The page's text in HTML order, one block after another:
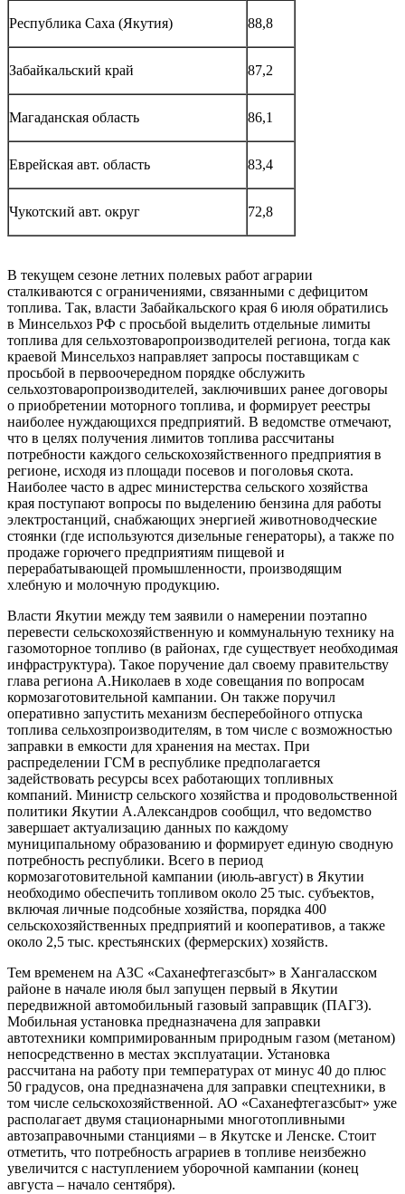
Республика Саха (Якутия) 88,8
Забайкальский край 87,2
Магаданская область 86,1
Еврейская авт. область 83,4
Чукотский авт. округ 72,8
В текущем сезоне летних полевых работ аграрии
сталкиваются с ограничениями, связанными с дефицитом
топлива. Так, власти Забайкальского края 6 июля обратились
в Минсельхоз РФ с просьбой выделить отдельные лимиты
топлива для сельхозтоваропроизводителей региона, тогда как
краевой Минсельхоз направляет запросы поставщикам с
просьбой в первоочередном порядке обслужить
сельхозтоваропроизводителей, заключивших ранее договоры
о приобретении моторного топлива, и формирует реестры
наиболее нуждающихся предприятий. В ведомстве отмечают,
что в целях получения лимитов топлива рассчитаны
потребности каждого сельскохозяйственного предприятия в
регионе, исходя из площади посевов и поголовья скота.
Наиболее часто в адрес министерства сельского хозяйства
края поступают вопросы по выделению бензина для работы
электростанций, снабжающих энергией животноводческие
стоянки (где используются дизельные генераторы), а также по
продаже горючего предприятиям пищевой и
перерабатывающей промышленности, производящим
хлебную и молочную продукцию.
Власти Якутии между тем заявили о намерении поэтапно
перевести сельскохозяйственную и коммунальную технику на
газомоторное топливо (в районах, где существует необходимая
инфраструктура). Такое поручение дал своему правительству
глава региона А.Николаев в ходе совещания по вопросам
кормозаготовительной кампании. Он также поручил
оперативно запустить механизм бесперебойного отпуска
топлива сельхозпроизводителям, в том числе с возможностью
заправки в емкости для хранения на местах. При
распределении ГСМ в республике предполагается
задействовать ресурсы всех работающих топливных
компаний. Министр сельского хозяйства и продовольственной
политики Якутии А.Александров сообщил, что ведомство
завершает актуализацию данных по каждому
муниципальному образованию и формирует единую сводную
потребность республики. Всего в период
кормозаготовительной кампании (июль-август) в Якутии
необходимо обеспечить топливом около 25 тыс. субъектов,
включая личные подсобные хозяйства, порядка 400
сельскохозяйственных предприятий и кооперативов, а также
около 2,5 тыс. крестьянских (фермерских) хозяйств.
Тем временем на АЗС «Саханефтегазсбыт» в Хангаласском
районе в начале июля был запущен первый в Якутии
передвижной автомобильный газовый заправщик (ПАГЗ).
Мобильная установка предназначена для заправки
автотехники компримированным природным газом (метаном)
непосредственно в местах эксплуатации. Установка
рассчитана на работу при температурах от минус 40 до плюс
50 градусов, она предназначена для заправки спецтехники, в
том числе сельскохозяйственной. АО «Саханефтегазсбыт» уже
располагает двумя стационарными многотопливными
автозаправочными станциями – в Якутске и Ленске. Стоит
отметить, что потребность аграриев в топливе неизбежно
увеличится с наступлением уборочной кампании (конец
августа – начало сентября).